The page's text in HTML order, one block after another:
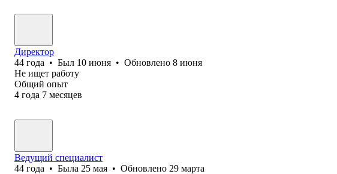
Директор
44 года • Был 10 июня • Обновлено 8 июня
Не ищет работу
Общий опыт
4 года 7 месяцев
Ведущий специалист
44 года • Была 25 мая • Обновлено 29 марта